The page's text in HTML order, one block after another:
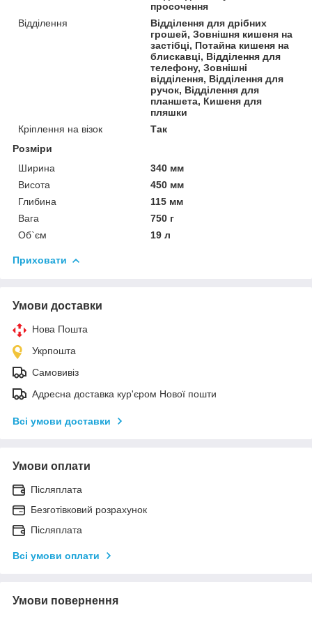
просочення
Відділення
Відділення для дрібних
грошей, Зовнішня кишеня на
застібці, Потайна кишеня на
блискавці, Відділення для
телефону, Зовнішні
відділення, Відділення для
ручок, Відділення для
планшета, Кишеня для
пляшки
Кріплення на візок
Так
Розміри
Ширина
340 мм
Висота
450 мм
Глибина
115 мм
Вага
750 г
Об`єм
19 л
Приховати
Умови доставки
Нова Пошта
Укрпошта
Самовивіз
Адресна доставка кур'єром Нової пошти
Всі умови доставки
Умови оплати
Післяплата
Безготівковий розрахунок
Післяплата
Всі умови оплати
Умови повернення